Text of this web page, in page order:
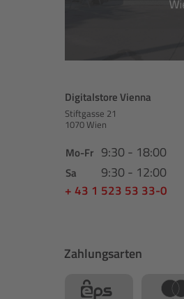
Digitalstore Vienna
Stiftgasse 21
1070 Wien
Mo-Fr 9:30 - 18:00
Sa 9:30 - 12:00
+ 43 1 523 53 33-0
Zahlungsarten